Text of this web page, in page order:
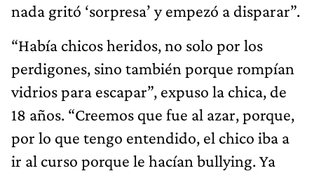
nada gritó ‘sorpresa’ y empezó a disparar”.
“Había chicos heridos, no solo por los
perdigones, sino también porque rompían
vidrios para escapar”, expuso la chica, de
18 años. “Creemos que fue al azar, porque,
por lo que tengo entendido, el chico iba a
ir al curso porque le hacían bullying. Ya